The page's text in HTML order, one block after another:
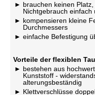
brauchen keinen
Nichtgebrauch
kompensieren kleine
Durchmessers
einfache Befestigung
Vorteile der flexiblen
bestehen aus
Kunststoff -
alterungsbeständig
Klettverschlüsse